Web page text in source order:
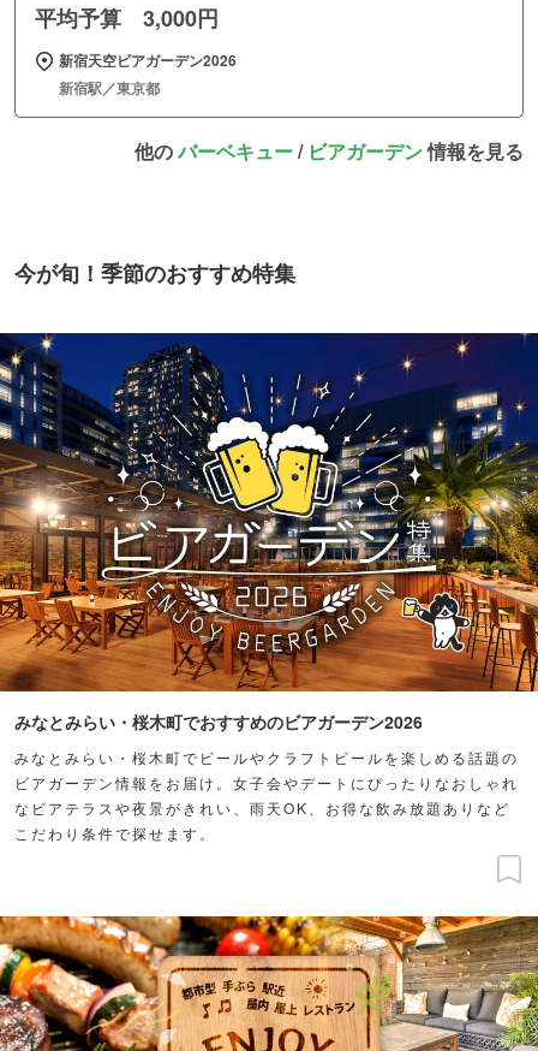
平均予算 3,000円
新宿天空ビアガーデン2026
新宿駅／東京都
他のバーベキュー/ ビアガーデン情報を見る
今が旬！季節のおすすめ特集
みなとみらい・桜木町でおすすめのビアガーデン2026
みなとみらい・桜木町でビールやクラフトビールを楽しめる話題の
ビアガーデン情報をお届け。女子会やデートにぴったりなおしゃれ
なビアテラスや夜景がきれい、雨天OK、お得な飲み放題ありなど
こだわり条件で探せます。